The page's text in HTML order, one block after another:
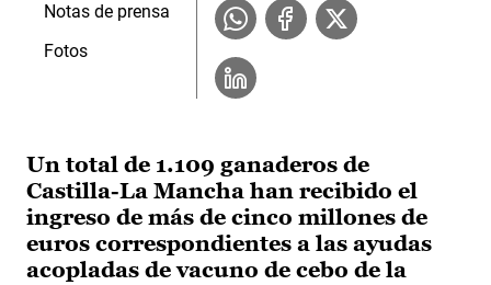
Un total de 1.109 ganaderos de
Castilla-La Mancha han recibido el
ingreso de más de cinco millones de
euros correspondientes a las ayudas
acopladas de vacuno de cebo de la
Notas de prensa
Fotos